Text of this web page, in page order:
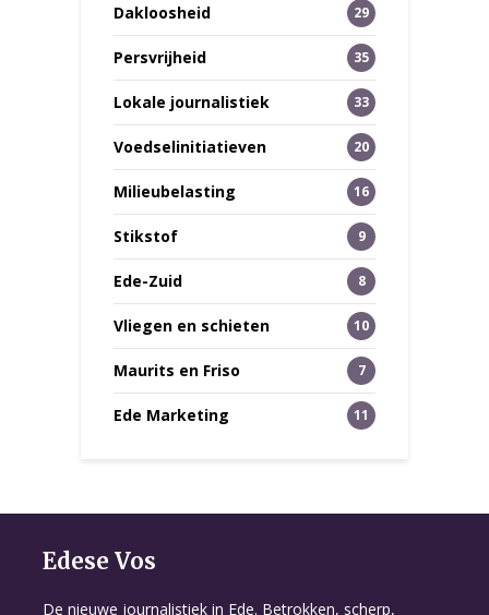
Dakloosheid 29
Persvrijheid 35
Lokale journalistiek 33
Voedselinitiatieven 20
Milieubelasting 16
Stikstof 9
Ede-Zuid 8
Vliegen en schieten 10
Maurits en Friso 7
Ede Marketing 11
Edese Vos
De nieuwe journalistiek in Ede. Betrokken, scherp,